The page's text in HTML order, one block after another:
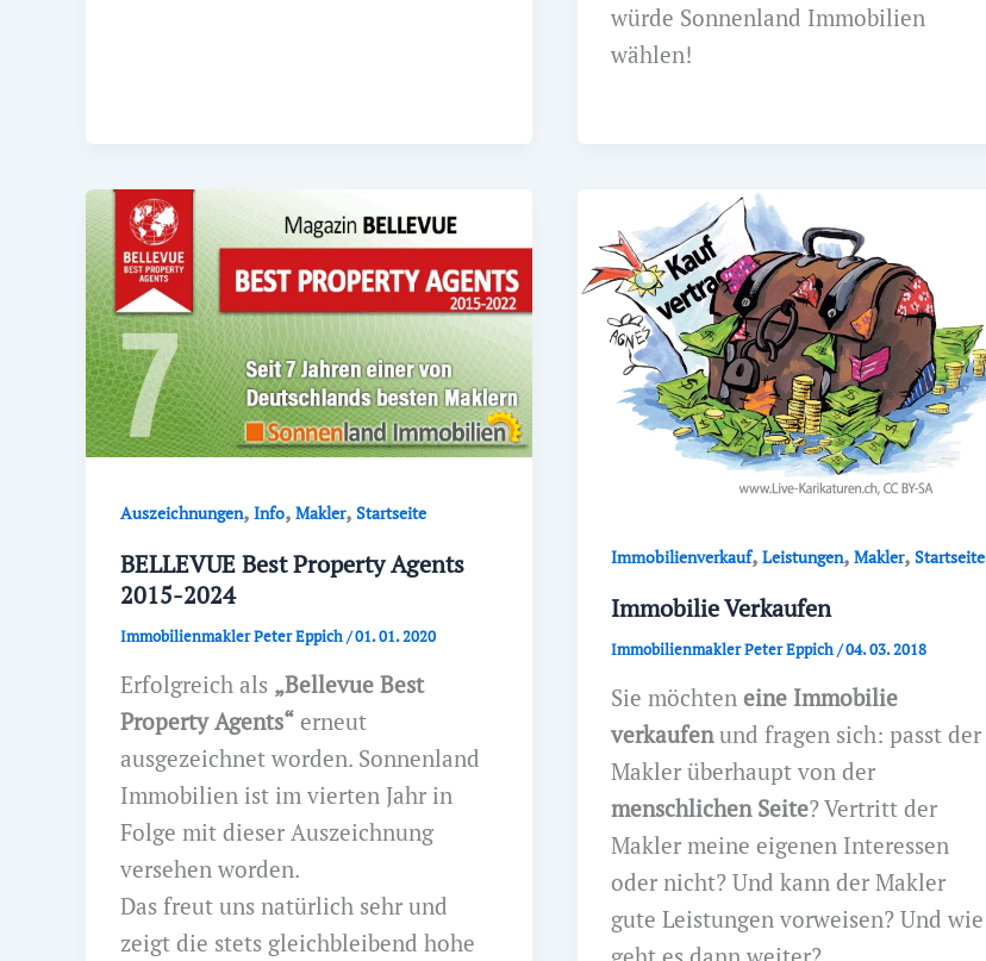
würde Sonnenland Immobilien
wählen!
Auszeichnungen, Info, Makler, Startseite
BELLEVUE Best Property Agents
2015-2024
Immobilienmakler Peter Eppich/01. 01. 2020
Erfolgreich als „Bellevue Best
Property Agents“erneut
ausgezeichnet worden. Sonnenland
Immobilien ist im vierten Jahr in
Folge mit dieser Auszeichnung
versehen worden.
Das freut uns natürlich sehr und
zeigt die stets gleichbleibend hohe
Immobilienverkauf,Leistungen,Makler,Startseite
Immobilie Verkaufen
Immobilienmakler Peter Eppich/04. 03. 2018
Sie möchteneine Immobilie
verkaufenund fragen sich: passt der
Makler überhaupt von der
menschlichen Seite? Vertritt der
Makler meine eigenen Interessen
oder nicht? Und kann der Makler
gute Leistungen vorweisen? Und wie